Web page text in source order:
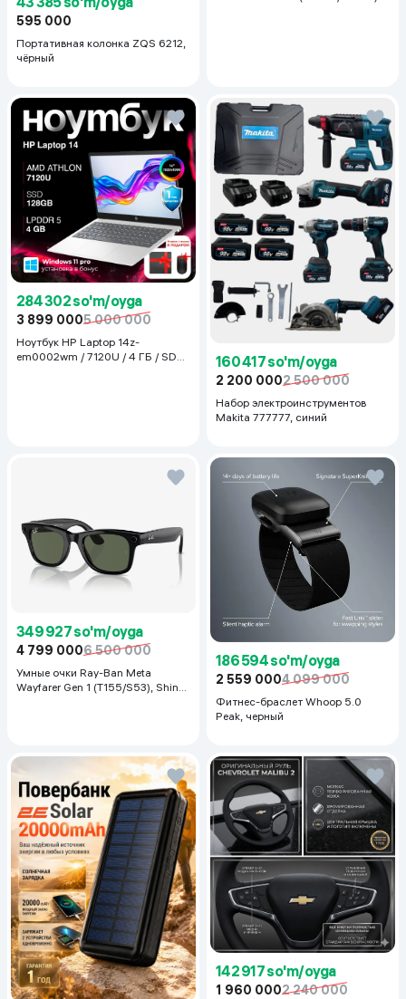
595 000
Портативная колонка ZQS 6212,
чёрный
284 302 so'm/oyga
3 899 0005 000 000
Ноутбук HP Laptop 14z-
em0002wm / 7120U / 4 ГБ / SDD
160 417 so'm/oyga
2 200 0002 500 000
Набор электроинструментов
Makita 777777, синий
349 927 so'm/oyga
4 799 0006 500 000
Умные очки Ray-Ban Meta
Wayfarer Gen 1 (T155/S53), Shiny
186 594 so'm/oyga
2 559 0004 099 000
Фитнес-браслет Whoop 5.0
Peak, черный
142 917 so'm/oyga
1 960 0002 240 000